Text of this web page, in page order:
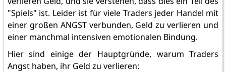
"Spiels" ist. Leider ist für viele Traders jeder Handel mit
einer großen ANGST verbunden, Geld zu verlieren und
einer manchmal intensiven emotionalen Bindung.
Hier sind einige der Hauptgründe, warum Traders
Angst haben, ihr Geld zu verlieren: